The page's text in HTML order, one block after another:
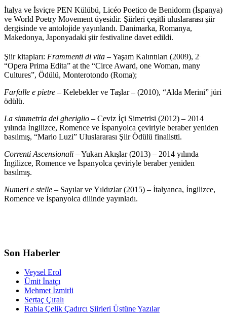
İtalya ve İsviçre PEN Külübü, Licéo Poetico de Benidorm (İspanya)
ve World Poetry Movement üyesidir. Şiirleri çeşitli uluslararası şiir
dergisinde ve antolojide yayınlandı. Danimarka, Romanya,
Makedonya, Japonyadaki şiir festivaline davet edildi.
Şiir kitapları: Frammenti di vita – Yaşam Kalıntıları (2009), 2
“Opera Prima Edita” at the “Circe Award, one Woman, many
Cultures”, Ödülü, Monterotondo (Roma);
Farfalle e pietre – Kelebekler ve Taşlar – (2010), “Alda Merini” jüri
ödülü.
La simmetria del gheriglio – Ceviz İçi Simetrisi (2012) – 2014
yılında İngilizce, Romence ve İspanyolca çeviriyle beraber yeniden
basılmış, “Mario Luzi” Uluslararası Şiir Ödülü finalistti.
Correnti Ascensionali – Yukarı Akışlar (2013) – 2014 yılında
İngilizce, Romence ve İspanyolca çeviriyle beraber yeniden
basılmış.
Numeri e stelle – Sayılar ve Yıldızlar (2015) – İtalyanca, İngilizce,
Romence ve İspanyolca dilinde yayınladı.
Son Haberler
Veysel Erol
Ümit İnatçı
Mehmet İzmirli
Sertaç Çıralı
Rabia Çelik Çadırcı Şiirleri Üstüne Yazılar